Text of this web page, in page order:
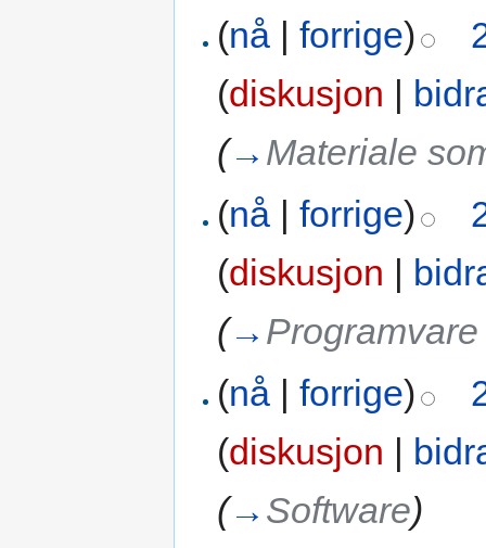
(nå |forrige)
(diskusjon |
(→ Materiale
(nå |forrige)
(diskusjon |
(→
(nå |forrige)
(diskusjon
(→ Software)